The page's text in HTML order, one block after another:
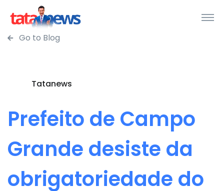
Go to Blog
Tatanews
Prefeito de Campo
Grande desiste da
obrigatoriedade do